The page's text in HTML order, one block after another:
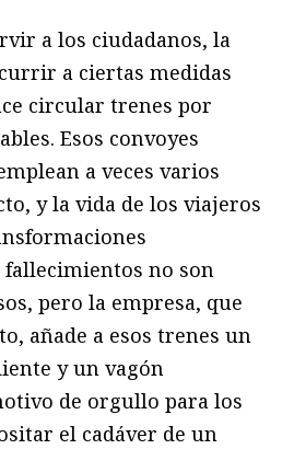
a los ciudadanos, la
a ciertas medidas
circular trenes por
Esos convoyes
a veces varios
y la vida de los viajeros
no son
pero la empresa, que
añade a esos trenes un
y un vagón
de orgullo para los
el cadáver de un